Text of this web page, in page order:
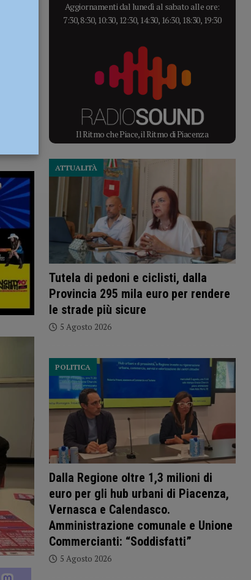
Aggiornamenti dal lunedì al sabato alle ore:
7:30, 8:30, 10:30, 12:30, 14:30, 16:30, 18:30, 19:30
Il Ritmo che Piace, il Ritmo di Piacenza
Tutela di pedoni e ciclisti, dalla
Provincia 295 mila euro per rendere
le strade più sicure
ATTUALITÀ
5 Agosto 2026
Dalla Regione oltre 1,3 milioni di
euro per gli hub urbani di Piacenza,
Vernasca e Calendasco.
Amministrazione comunale e Unione
Commercianti: “Soddisfatti”
POLITICA
5 Agosto 2026